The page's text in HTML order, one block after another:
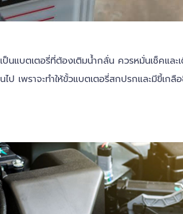
แบตเตอรี่ที่ต้องเติมน้ำกลั่น ควรหมั่นเช็คและ
เพราจะทำให้ขั้วแบตเตอรี่สกปรกและมีขี้เก